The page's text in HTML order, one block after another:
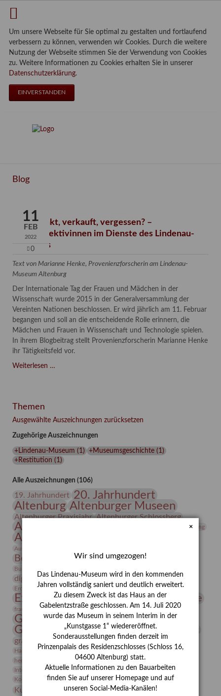
Um unsere Webseite für Sie optimal zu gestalten und fortlaufend
verbessern zu können, verwenden wir Cookies. Durch die weitere
Nutzung der Webseite stimmen Sie der Verwendung von Cookies
zu. Weitere Informationen zu Cookies erhalten Sie in unserer
Datenschutzerklärung.
EINVERSTANDEN
Blog
11
FEB
2022
0
Verschenkt, verkauft, vergessen? –
Kunstdetektivinnen im Dienste des Lindenau-
Museums
Text von Marianne Henke, Provenienzforscherin am Lindenau-
Museum Altenburg
Der Internationale Tag der Frauen und Mädchen in der
Wissenschaft wurde 2015 in der Generalversammlung der
Vereinten Nationen beschlossen. Er wird jährlich am 11. Februar
begangen und soll an die entscheidende Rolle erinnern, die
Mädchen und Frauen in Wissenschaft und Technologie spielen.
In ihrem Blogbeitrag stellt Provenienzforscherin Marianne Henke
ihr Tätigkeitsfeld vor.
Weiterlesen …
im
des
Lindenau-
Museums
Themen
Ausgewählte Auszeichnungen zurücksetzen
Zugehörige Auszeichnungen
+Lindenau-Museum (1 ) +Museumsgeschichte(1 )
+Restitution (1 )
Alle Auszeichnungen (106)
19. Jahrhundert 20. Jahrhundert
Altenburg Altenburger Museen
Altenburger Praxisjahr Altenburger Schlossberg
Antike Asta Gröting
Ausstellung
Ausstellung „Vier Winde“
Bernhard August von Lindenau
Burg Posterstein
digitallabor Entartete Kunst
Enteignung
Erdmann Julius Dietrich
Erlebnisportal estrusker Exlibris
Expressionismus Festrede Florenz Fotografie
frauen Frauen in der Antike und heute
Gerhard-Altenbourg-Preis
Gerhard Altenbourg
Gerhard Kurt Müller
grafische sammlung griechische Mythologie
Hanns-Conon von der Gabelentz Heinrich Kirchhoff Heldinnen
herman de vries Humboldt
Insekten
Integriertes Schädlingsmanagement
Italien Jahresempfang
Jubiläum
Kolosseum
Kooperationsausstellung Korkmodelle Kunst
Kunstmuseum Kunstvermittlung Kunst von Kühl
×
Wir sind umgezogen!
Das Lindenau-Museum wird in den kommenden
Jahren vollständig saniert und deutlich erweitert.
Zu diesem Zweck ist das Haus an der
Gabelentzstraße geschlossen. Am 14. Juli 2020
wurde das Museum in seinem Interim in der
„Kunstgasse 1“ wiedereröffnet.
Sonderausstellungen finden derzeit im
Prinzenpalais des Residenzschlosses (Schloss 16,
04600 Altenburg) statt.
Aktuelle Informationen zu den Bauarbeiten
finden Sie auf unserer Homepage und auf
unseren Social-Media-Kanälen!